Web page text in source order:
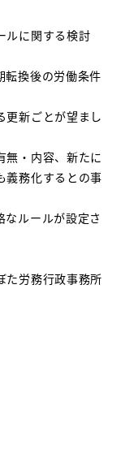
ルに関する検討
転換後の労働条件
更新ごとが望まし
無・内容、新たに
義務化するとの事
なルールが設定さ
労務行政事務所